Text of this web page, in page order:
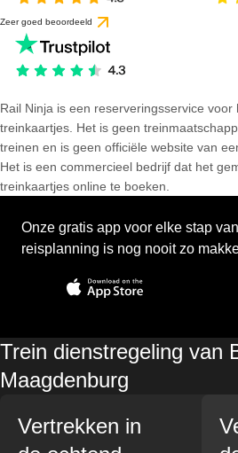
Zeer goed beoordeeld
Rail Ninja is een reserveringsservice voor
treinkaartjes. Het is geen
treinen en is geen officiële website van
Het is een commercieel bedrijf dat het
treinkaartjes online te boeken.
Onze gratis app voor elke stap
reisplanning is nog nooit zo
Trein dienstregeling van
Maagdenburg
Vertrekken in